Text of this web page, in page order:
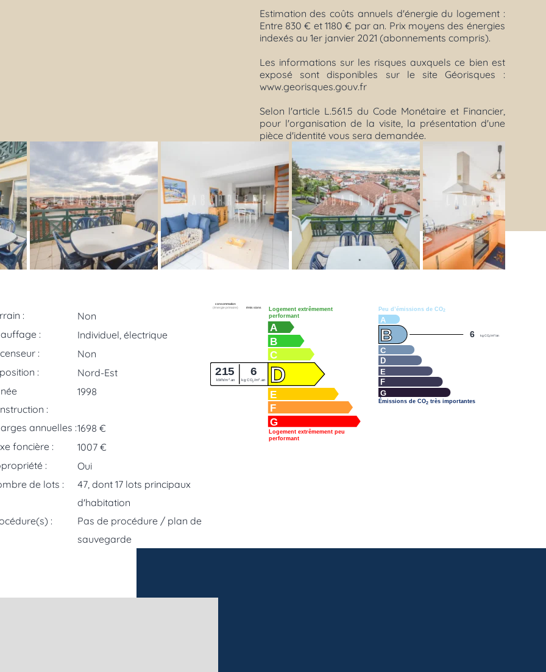
Estimation des coûts annuels d'énergie du logement :
Entre 830 € et 1180 € par an. Prix moyens des énergies
indexés au 1er janvier 2021 (abonnements compris).
Les informations sur les risques auxquels ce bien est
exposé sont disponibles sur le site Géorisques :
www.georisques.gouv.fr
Selon l'article L.561.5 du Code Monétaire et Financier,
pour l'organisation de la visite, la présentation d'une
pièce d'identité vous sera demandée.
:
Non
:
Individuel, électrique
:
Non
:
Nord-Est
:
1998
annuelles :1698 €
foncière :
1007 €
:
Oui
de lots :
47, dont 17 lots principaux
d'habitation
:
Pas de procédure / plan de
sauvegarde
(énergie primaire)
consommation
émissions
Logement extrêmement
performant
A
B
C
D
6
215
kWh/m 2 .an kg CO2 /m2 .an
E
F
G
Logement extrêmement peu
performant
Peu d’émissions de CO2
A
6 kg CO2/m2/an
B
C
D
E
F
G
Émissions de CO2très importantes